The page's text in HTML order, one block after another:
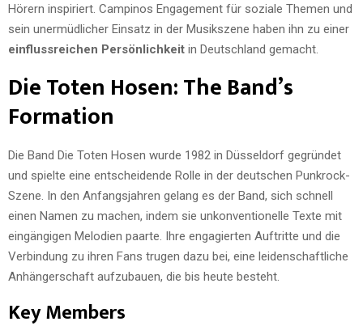
Hörern inspiriert. Campinos Engagement für soziale Themen und
sein unermüdlicher Einsatz in der Musikszene haben ihn zu einer
einflussreichen Persönlichkeit in Deutschland gemacht.
Die Toten Hosen: The Band’s
Formation
Die Band Die Toten Hosen wurde 1982 in Düsseldorf gegründet
und spielte eine entscheidende Rolle in der deutschen Punkrock-
Szene. In den Anfangsjahren gelang es der Band, sich schnell
einen Namen zu machen, indem sie unkonventionelle Texte mit
eingängigen Melodien paarte. Ihre engagierten Auftritte und die
Verbindung zu ihren Fans trugen dazu bei, eine leidenschaftliche
Anhängerschaft aufzubauen, die bis heute besteht.
Key Members